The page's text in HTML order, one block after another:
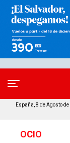
España, 8 de Agosto
OCIO